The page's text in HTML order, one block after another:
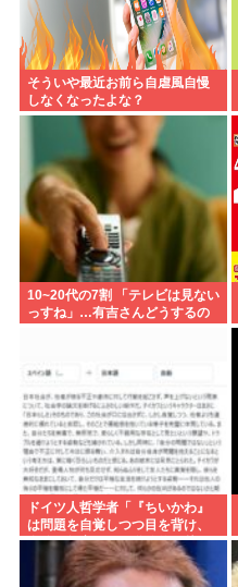
そういや最近お前ら自虐風自慢
しなくなったよな？
10~20代の7割 「テレビは見ない
っすね」…有吉さんどうするの
ドイツ人哲学者「『ちいかわ』
は問題を自覚しつつ目を背け、
自分は無害という道徳的優越
感、堕落する国家日本そのもの
だ」